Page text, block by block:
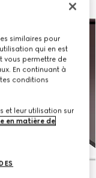
similaires pour
qui en est
vous permettre de
En continuant à
conditions
et leur utilisation sur
en matière de